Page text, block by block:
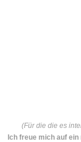
(Für die die es
Ich freue mich auf